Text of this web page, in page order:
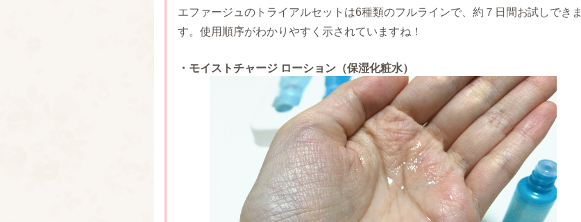
エファージュのトライアルセットは6種類のフルラインで、約７日間お試しできま
す。使用順序がわかりやすく示されていますね！
・モイストチャージ ローション（保湿化粧水）